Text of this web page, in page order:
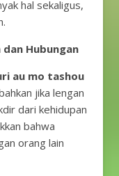
hal sekaligus,
Hubungan
au mo tashou
jika lengan
dari kehidupan
bahwa
orang lain